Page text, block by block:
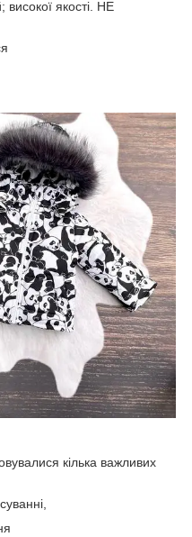
якості. НЕ
кілька важливих